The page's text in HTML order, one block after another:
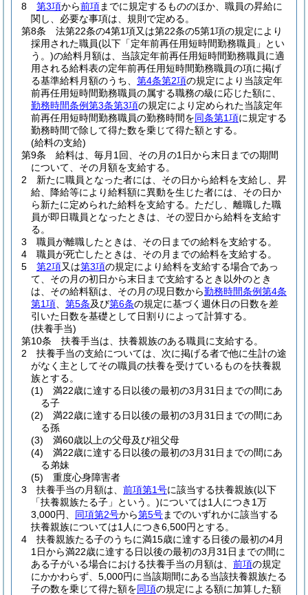
8
第3項から前項までに規定するもののほか、職員の昇給に
関し、必要な事項は、規則で定める。
第8条
法第22条の4第1項又は第22条の5第1項の規定により
採用された職員(以下「定年前再任用短時間勤務職員」とい
う。)の給料月額は、当該定年前再任用短時間勤務職員に適
用される給料表の定年前再任用短時間勤務職員の項に掲げ
る基準給料月額のうち、 第4条第2項の規定により当該定年
前再任用短時間勤務職員の属する職務の級に応じた額に、
勤務時間条例第3条第3項の規定により定められた当該定年
前再任用短時間勤務職員の勤務時間を同条第1項に規定する
勤務時間で除して得た数を乗じて得た額とする。
(給料の支給)
第9条
給料は、毎月1回、その月の1日から末日までの期間
について、その月額を支給する。
2
新たに職員となった者には、その日から給料を支給し、昇
給、降給等により給料額に異動を生じた者には、その日か
ら新たに定められた給料を支給する。 ただし、離職した職
員が即日職員となったときは、その翌日から給料を支給す
る。
3
職員が離職したときは、その日までの給料を支給する。
4
職員が死亡したときは、その月までの給料を支給する。
5
第2項又は第3項の規定により給料を支給する場合であっ
て、その月の初日から末日まで支給するとき以外のとき
は、その給料額は、その月の現日数から勤務時間条例第4条
第1項
第5条及び第6条の規定に基づく週休日の日数を差
引いた日数を基礎として日割りによって計算する。
(扶養手当)
第10条
扶養手当は、扶養親族のある職員に支給する。
2
扶養手当の支給については、次に掲げる者で他に生計の途
がなく主としてその職員の扶養を受けているものを扶養親
族とする。
(1)
満22歳に達する日以後の最初の3月31日までの間にあ
る子
(2)
満22歳に達する日以後の最初の3月31日までの間にあ
る孫
(3)
満60歳以上の父母及び祖父母
(4)
満22歳に達する日以後の最初の3月31日までの間にあ
る弟妹
(5)
重度心身障害者
3
扶養手当の月額は、 前項第1号に該当する扶養親族(以下
「扶養親族たる子」という。)については1人につき1万
3,000円、 同項第2号から第5号までのいずれかに該当する
扶養親族については1人につき6,500円とする。
4
扶養親族たる子のうちに満15歳に達する日後の最初の4月
1日から満22歳に達する日以後の最初の3月31日までの間に
ある子がいる場合における扶養手当の月額は、 前項の規定
にかかわらず、5,000円に当該期間にある当該扶養親族たる
子の数を乗じて得た額を同項の規定による額に加算した額